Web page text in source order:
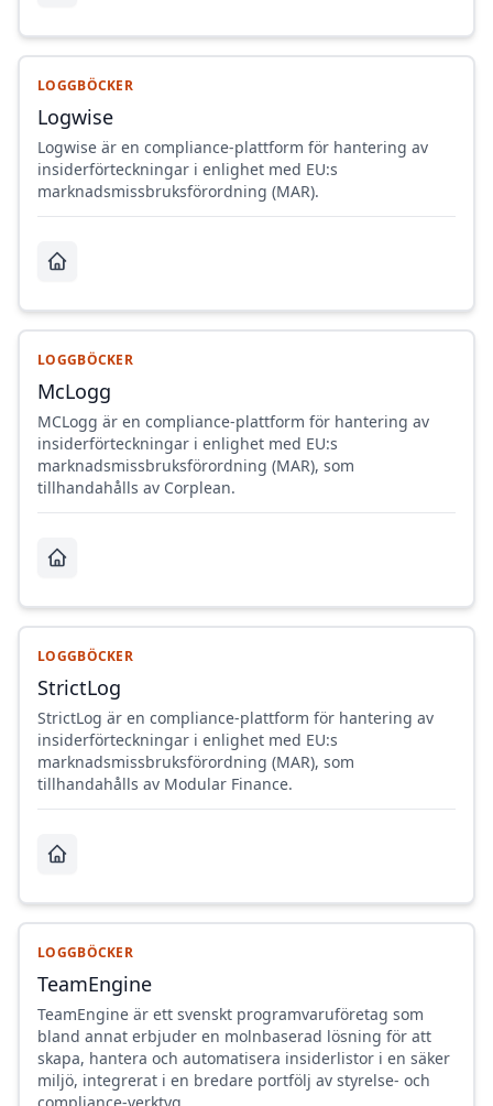
LOGGBÖCKER
Logwise
Logwise är en compliance-plattform för hantering av
insiderförteckningar i enlighet med EU:s
marknadsmissbruksförordning (MAR).
LOGGBÖCKER
McLogg
MCLogg är en compliance-plattform för hantering av
insiderförteckningar i enlighet med EU:s
marknadsmissbruksförordning (MAR), som
tillhandahålls av Corplean.
LOGGBÖCKER
StrictLog
StrictLog är en compliance-plattform för hantering av
insiderförteckningar i enlighet med EU:s
marknadsmissbruksförordning (MAR), som
tillhandahålls av Modular Finance.
LOGGBÖCKER
TeamEngine
TeamEngine är ett svenskt programvaruföretag som
bland annat erbjuder en molnbaserad lösning för att
skapa, hantera och automatisera insiderlistor i en säker
miljö, integrerat i en bredare portfölj av styrelse- och